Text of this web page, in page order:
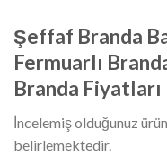
Şeffaf Branda
Fermuarlı
Branda Fiyatları
İncelemiş olduğunuz
belirlemektedir.